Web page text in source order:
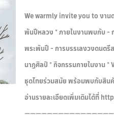
We warmly invite you to งาน
พันปีหลวง * ภายในงานพบกับ -
พระพันปี - การบรรเลงวงดนตรี
นาฏศิลป์ * กิจกรรมภายในงาน *
ชุดไทยร่วมสมัย พร้อมพบกับสินค้
อ่านรายละเอียดเพิ่มเติมได้ที่